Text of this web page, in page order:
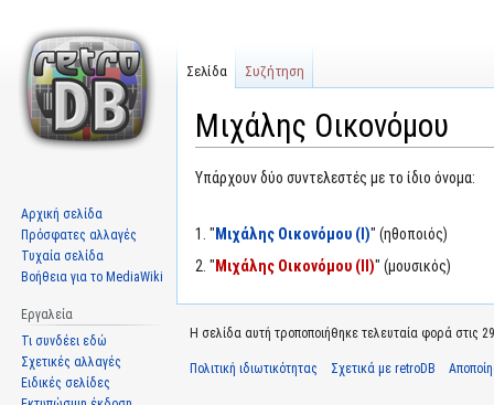
Μιχάλης Οικονόμου
Μετάβαση
πλοήγηση
Πήδηση
αναζήτηση
Υπάρχουν δύο συντελεστές με το ίδιο όνομα:
1. " Μιχάλης Οικονόμου (I)" (ηθοποιός)
2. " Μιχάλης Οικονόμου (II)" (μουσικός)
Σελίδα Συζήτηση
Αρχική σελίδα
Πρόσφατες αλλαγές
Τυχαία σελίδα
Βοήθεια για το MediaWiki
Εργαλεία
Τι συνδέει εδώ
Σχετικές αλλαγές
Ειδικές σελίδες
Η σελίδα αυτή τροποποιήθηκε τελευταία φορά στις
Πολιτική ιδιωτικότητας Σχετικά με retroDB